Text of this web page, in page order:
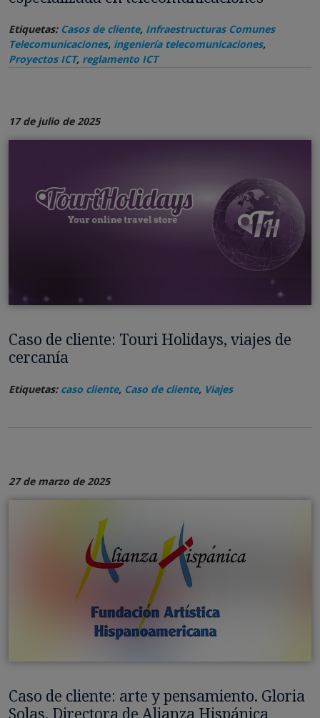
Etiquetas: Casos de cliente, Infraestructuras Comunes
Telecomunicaciones, ingeniería telecomunicaciones,
Proyectos ICT, reglamento ICT
17 de julio de 2025
Caso de cliente: Touri Holidays, viajes de
cercanía
Etiquetas: caso cliente, Caso de cliente, Viajes
27 de marzo de 2025
Caso de cliente: arte y pensamiento. Gloria
Solas, Directora de Alianza Hispánica